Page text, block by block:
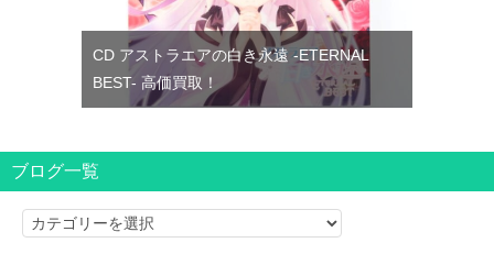
CD アストラエアの白き永遠 -ETERNAL
BEST- 高価買取！
ブログ一覧
ブ